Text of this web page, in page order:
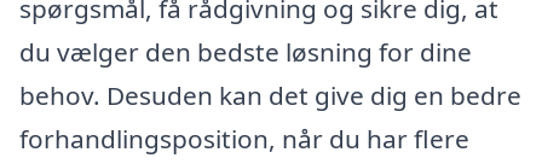
spørgsmål, få rådgivning og sikre dig, at
du vælger den bedste løsning for dine
behov. Desuden kan det give dig en bedre
forhandlingsposition, når du har flere